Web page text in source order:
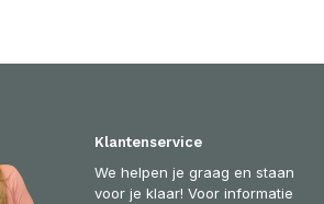
Klantenservice
We helpen je graag en staan
voor je klaar! Voor informatie